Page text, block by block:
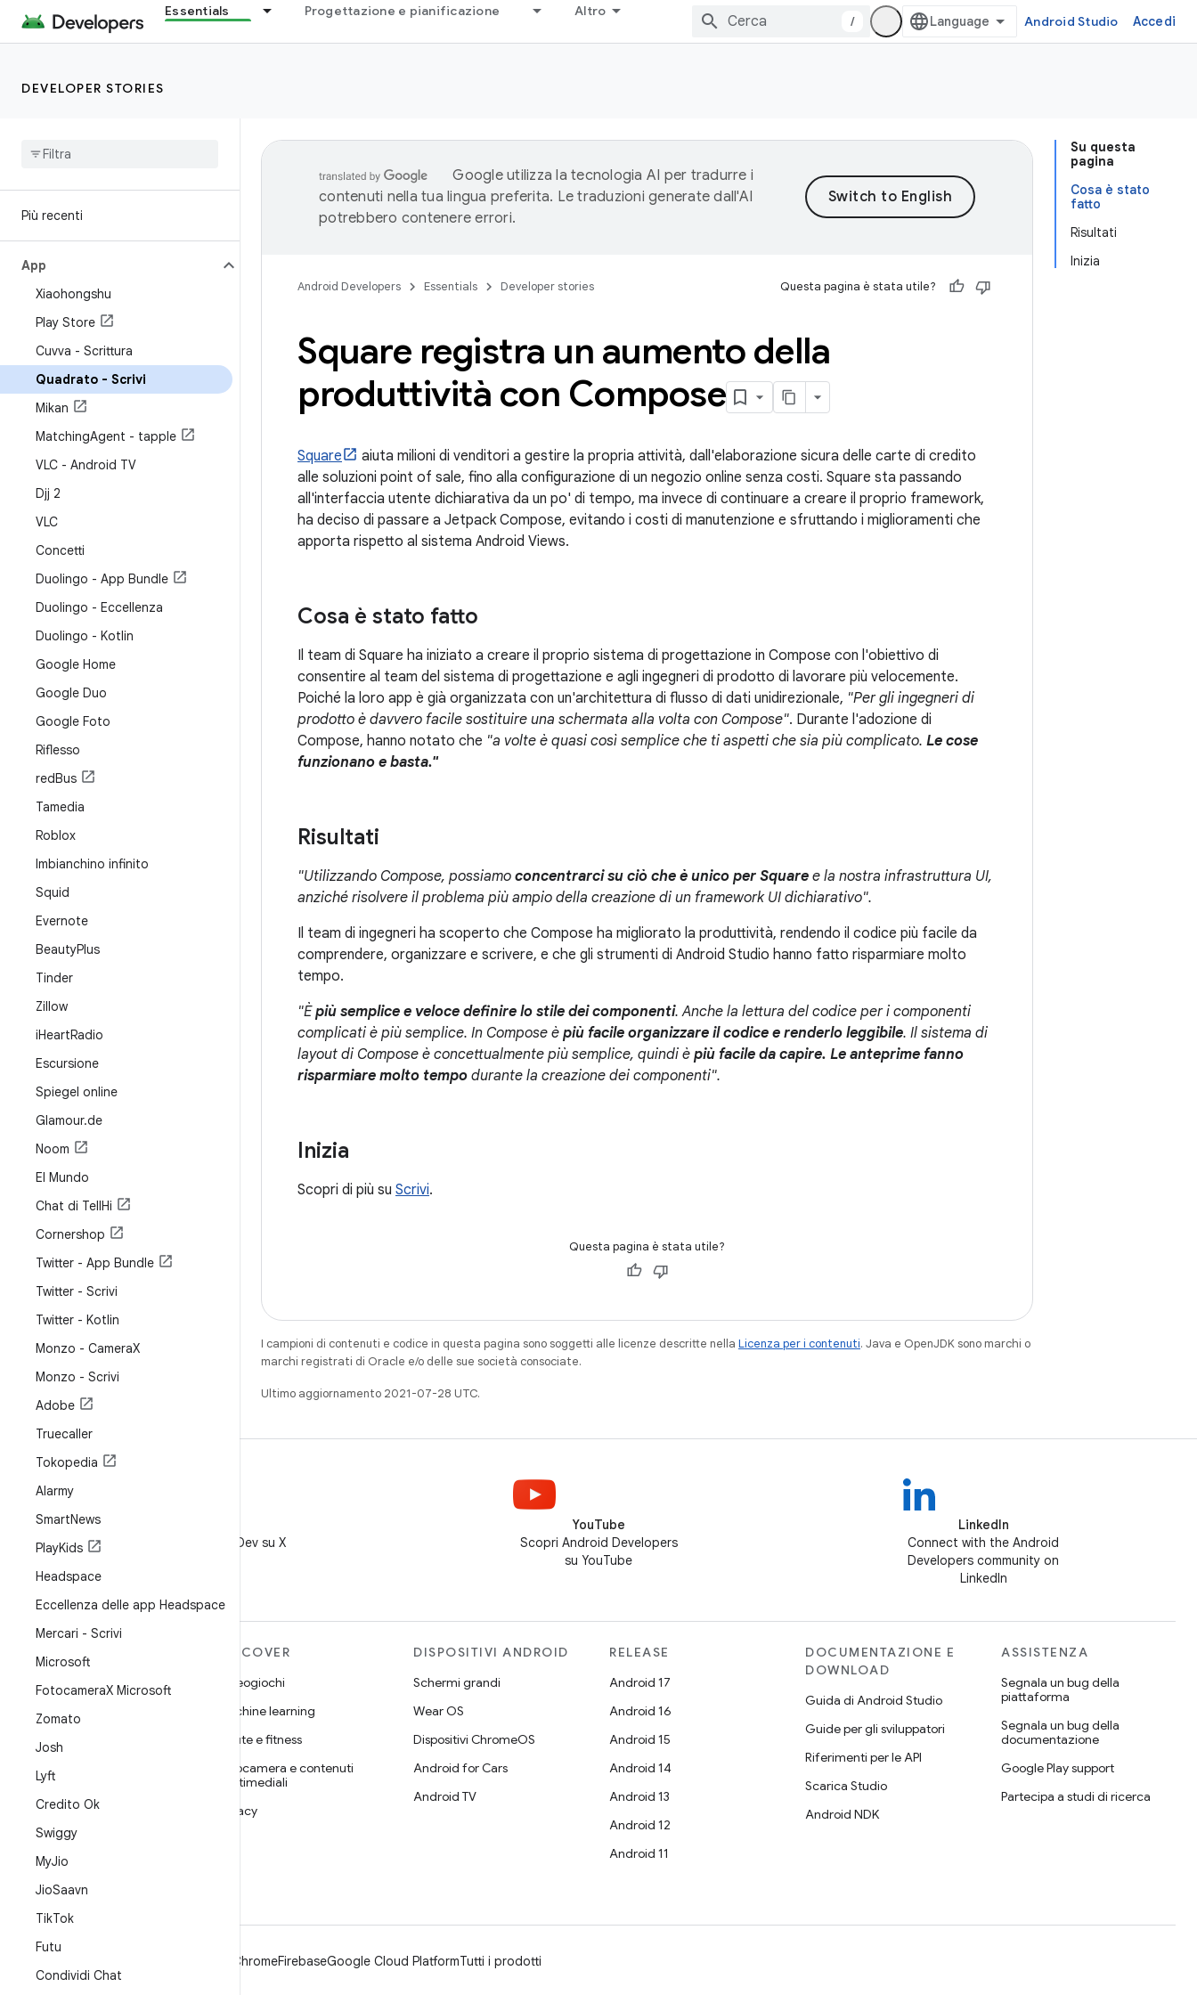
Essentials Progettazione e pianificazione Altro
/ Android Studio Accedi
DEVELOPER STORIES
Più recenti
App
Xiaohongshu
Play Store
Cuvva - Scrittura
Quadrato - Scrivi
Mikan
MatchingAgent - tapple
VLC - Android TV
Djj 2
VLC
Concetti
Duolingo - App Bundle
Duolingo - Eccellenza
Duolingo - Kotlin
Google Home
Google Duo
Google Foto
Riflesso
redBus
Tamedia
Roblox
Imbianchino infinito
Squid
Evernote
BeautyPlus
Tinder
Zillow
iHeartRadio
Escursione
Spiegel online
Glamour.de
Noom
El Mundo
Chat di TellHi
Cornershop
Twitter - App Bundle
Twitter - Scrivi
Twitter - Kotlin
Monzo - CameraX
Monzo - Scrivi
Adobe
Truecaller
Tokopedia
Alarmy
SmartNews
PlayKids
Headspace
Eccellenza delle app Headspace
Mercari - Scrivi
Microsoft
FotocameraX Microsoft
Zomato
Josh
Lyft
Credito Ok
Swiggy
MyJio
JioSaavn
TikTok
Futu
Condividi Chat
Su questa
pagina
Cosa è stato
fatto
Risultati
Inizia
Google utilizza la tecnologia AI per tradurre i
contenuti nella tua lingua preferita. Le traduzioni generate dall'AI
potrebbero contenere errori.
Android Developers Essentials Developer stories Questa pagina è stata utile?
Square registra un aumento della
produttività con Compose
Square
aiuta milioni di venditori a gestire la propria attività, dall'elaborazione sicura delle carte di credito
alle soluzioni point of sale, fino alla configurazione di un negozio online senza costi. Square sta passando
all'interfaccia utente dichiarativa da un po' di tempo, ma invece di continuare a creare il proprio framework,
ha deciso di passare a Jetpack Compose, evitando i costi di manutenzione e sfruttando i miglioramenti che
apporta rispetto al sistema Android Views.
Cosa è stato fatto
Il team di Square ha iniziato a creare il proprio sistema di progettazione in Compose con l'obiettivo di
consentire al team del sistema di progettazione e agli ingegneri di prodotto di lavorare più velocemente.
Poiché la loro app è già organizzata con un'architettura di flusso di dati unidirezionale, "Per gli ingegneri di
prodotto è davvero facile sostituire una schermata alla volta con Compose". Durante l'adozione di
Compose, hanno notato che "a volte è quasi così semplice che ti aspetti che sia più complicato. Le cose
funzionano e basta."
Risultati
"Utilizzando Compose, possiamo concentrarci su ciò che è unico per Square e la nostra infrastruttura UI,
anziché risolvere il problema più ampio della creazione di un framework UI dichiarativo".
Il team di ingegneri ha scoperto che Compose ha migliorato la produttività, rendendo il codice più facile da
comprendere, organizzare e scrivere, e che gli strumenti di Android Studio hanno fatto risparmiare molto
tempo.
"Èpiù semplice e veloce definire lo stile dei componenti. Anche la lettura del codice per i componenti
complicati è più semplice. In Compose è più facile organizzare il codice e renderlo leggibile. Il sistema di
layout di Compose è concettualmente più semplice, quindi è più facile da capire. Le anteprime fanno
risparmiare molto tempo durante la creazione dei componenti".
Inizia
Scopri di più su Scrivi.
Questa pagina è stata utile?
I campioni di contenuti e codice in questa pagina sono soggetti alle licenze descritte nella Licenza per i contenuti. Java e OpenJDK sono marchi o
marchi registrati di Oracle e/o delle sue società consociate.
Ultimo aggiornamento 2021-07-28 UTC.
Segui @AndroidDev su X
YouTube
Scopri Android Developers
su YouTube
LinkedIn
Connect with the Android
Developers community on
LinkedIn
INFORMAZIONI SU
ANDROID
Android
Android for Enterprise
Sicurezza
Source
Notizie
Blog
Podcast
DISCOVER
Videogiochi
Machine learning
Salute e fitness
Fotocamera e contenuti
multimediali
Privacy
DISPOSITIVI ANDROID
Schermi grandi
Wear OS
Dispositivi ChromeOS
Android for Cars
Android TV
RELEASE
Android 17
Android 16
Android 15
Android 14
Android 13
Android 12
Android 11
DOCUMENTAZIONE E
DOWNLOAD
Guida di Android Studio
Guide per gli sviluppatori
Riferimenti per le API
Scarica Studio
Android NDK
ASSISTENZA
Segnala un bug della
piattaforma
Segnala un bug della
documentazione
Google Play support
Partecipa a studi di ricerca
ChromeFirebaseGoogle Cloud PlatformTutti i prodotti